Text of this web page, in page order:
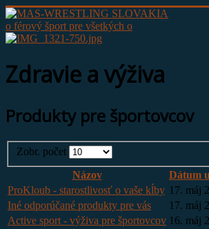
o férový šport pre všetkých o
Zdravie a výživa
Produkty pre športovcov
Zobr. počet
Názov
Dátum
ProKloub - starostlivosť o vaše kĺby 17. máj
Iné odporúčané produkty pre vás
17. máj
Active sport - výživa pre športovcov 16. máj